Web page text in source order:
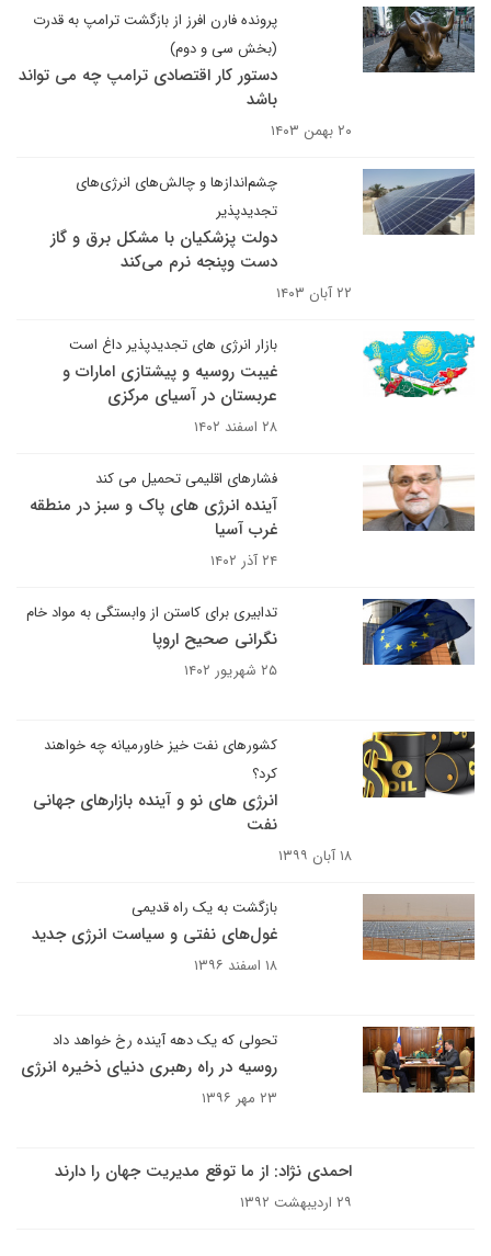
پرونده فارن افرز از بازگشت ترامپ به قدرت
(بخش سی‌ و دوم)
دستور کار اقتصادی ترامپ چه می تواند
باشد
۲۰ بهمن ۱۴۰۳
چشم‌اندازها و چالش‌های انرژی‌های
تجدیدپذیر
دولت پزشکیان با مشکل برق و گاز
دست وپنجه نرم می‌کند
۲۲ آبان ۱۴۰۳
بازار انرژی های تجدیدپذیر داغ است
غیبت روسیه و پیشتازی امارات و
عربستان در آسیای مرکزی
۲۸ اسفند ۱۴۰۲
فشارهای اقلیمی تحمیل می کند
آینده انرژی های پاک و سبز در منطقه
غرب آسیا
۲۴ آذر ۱۴۰۲
تدابیری برای کاستن از وابستگی به مواد خام
نگرانی صحیح اروپا
۲۵ شهریور ۱۴۰۲
کشورهای نفت خیز خاورمیانه چه خواهند
کرد؟
انرژی های نو و آینده بازارهای جهانی
نفت
۱۸ آبان ۱۳۹۹
بازگشت به یک راه قدیمی
غول‌های نفتی و سیاست انرژی جدید
۱۸ اسفند ۱۳۹۶
تحولی که یک دهه آینده رخ خواهد داد
روسیه در راه رهبری دنیای ذخیره انرژی
۲۳ مهر ۱۳۹۶
احمدی نژاد: از ما توقع مدیریت جهان را دارند
۲۹ اردیبهشت ۱۳۹۲